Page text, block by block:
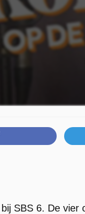
SBS 6. De